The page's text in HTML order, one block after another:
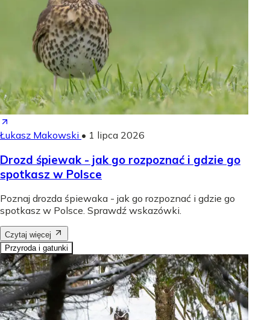
Łukasz Makowski • 1 lipca 2026
Drozd śpiewak - jak go rozpoznać i gdzie go
spotkasz w Polsce
Poznaj drozda śpiewaka - jak go rozpoznać i gdzie go
spotkasz w Polsce. Sprawdź wskazówki.
Czytaj więcej
Przyroda i gatunki